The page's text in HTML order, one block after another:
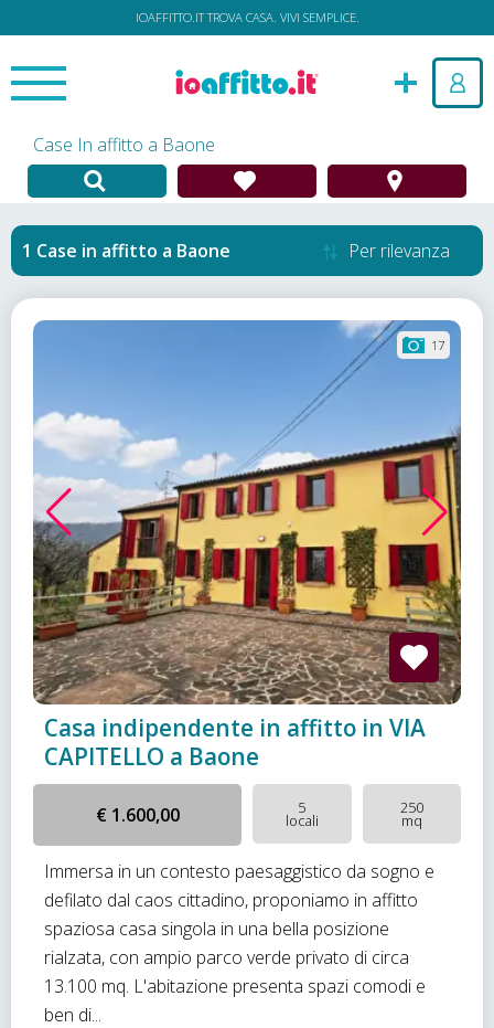
IOAFFITTO.IT TROVA CASA. VIVI SEMPLICE.
Case In affitto a Baone
Case in affitto a Baone Per rilevanza
17
Casa indipendente in affitto in VIA
CAPITELLO a Baone
€ 1.600,00 5
locali
250
mq
Immersa in un contesto paesaggistico da sogno e
defilato dal caos cittadino, proponiamo in affitto
spaziosa casa singola in una bella posizione
rialzata, con ampio parco verde privato di circa
13.100 mq. L'abitazione presenta spazi comodi e
ben di...